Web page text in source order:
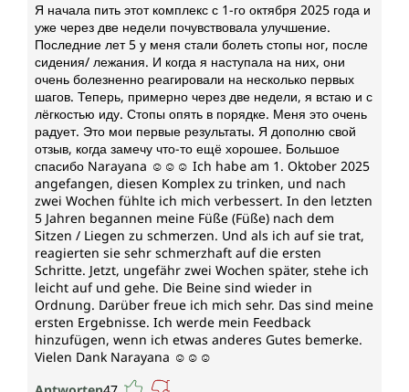
Я начала пить этот комплекс с 1-го октября 2025 года и
уже через две недели почувствовала улучшение.
Последние лет 5 у меня стали болеть стопы ног, после
сидения/ лежания. И когда я наступала на них, они
очень болезненно реагировали на несколько первых
шагов. Теперь, примерно через две недели, я встаю и с
лёгкостью иду. Стопы опять в порядке. Меня это очень
радует. Это мои первые результаты. Я дополню свой
отзыв, когда замечу что-то ещё хорошее. Большое
спасибо Narayana ☺️☺️☺️ Ich habe am 1. Oktober 2025
angefangen, diesen Komplex zu trinken, und nach
zwei Wochen fühlte ich mich verbessert. In den letzten
5 Jahren begannen meine Füße (Füße) nach dem
Sitzen / Liegen zu schmerzen. Und als ich auf sie trat,
reagierten sie sehr schmerzhaft auf die ersten
Schritte. Jetzt, ungefähr zwei Wochen später, stehe ich
leicht auf und gehe. Die Beine sind wieder in
Ordnung. Darüber freue ich mich sehr. Das sind meine
ersten Ergebnisse. Ich werde mein Feedback
hinzufügen, wenn ich etwas anderes Gutes bemerke.
Vielen Dank Narayana ☺️☺️☺️